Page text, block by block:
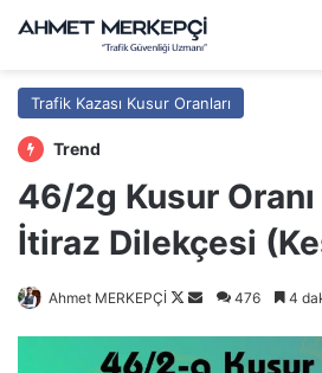
Trafik Kazası Kusur Oranları
Trend
46/2g Kusur
İtiraz Dilekçesi
Ahmet MERKEPÇİ
Follow
Bir
posta
476 4